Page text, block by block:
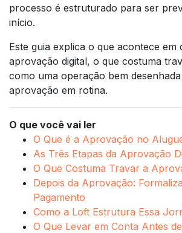
processo é estruturado para ser
início.
Este guia explica o que acontece em
aprovação digital, o que costuma
como uma operação bem
aprovação em rotina.
O que você vai ler
O Que é a Aprovação no
As Três Etapas da Aprovação
O Que Costuma Travar a
Depois da Aprovação:
Pagamento
Como a Loft Estrutura Essa
O Que Levar em Conta Antes